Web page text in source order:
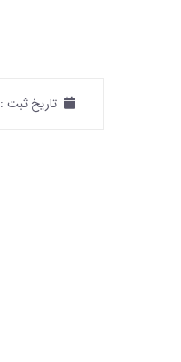
تاریخ ثبت :